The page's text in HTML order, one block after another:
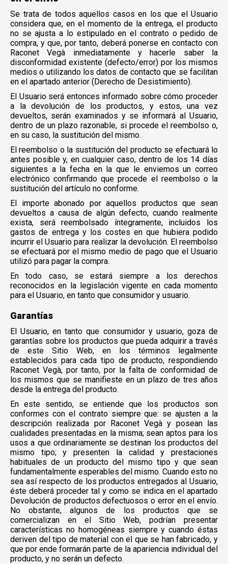
Se trata de todos aquellos casos en los que el Usuario
considera que, en el momento de la entrega, el producto
no se ajusta a lo estipulado en el contrato o pedido de
compra, y que, por tanto, deberá ponerse en contacto con
Raconet Vegà inmediatamente y hacerle saber la
disconformidad existente (defecto/error) por los mismos
medios o utilizando los datos de contacto que se facilitan
en el apartado anterior (Derecho de Desistimiento).
El Usuario será entonces informado sobre cómo proceder
a la devolución de los productos, y estos, una vez
devueltos, serán examinados y se informará al Usuario,
dentro de un plazo razonable, si procede el reembolso o,
en su caso, la sustitución del mismo.
El reembolso o la sustitución del producto se efectuará lo
antes posible y, en cualquier caso, dentro de los 14 días
siguientes a la fecha en la que le enviemos un correo
electrónico confirmando que procede el reembolso o la
sustitución del artículo no conforme.
El importe abonado por aquellos productos que sean
devueltos a causa de algún defecto, cuando realmente
exista, será reembolsado íntegramente, incluidos los
gastos de entrega y los costes en que hubiera podido
incurrir el Usuario para realizar la devolución. El reembolso
se efectuará por el mismo medio de pago que el Usuario
utilizó para pagar la compra.
En todo caso, se estará siempre a los derechos
reconocidos en la legislación vigente en cada momento
para el Usuario, en tanto que consumidor y usuario.
Garantías
El Usuario, en tanto que consumidor y usuario, goza de
garantías sobre los productos que pueda adquirir a través
de este Sitio Web, en los términos legalmente
establecidos para cada tipo de producto, respondiendo
Raconet Vegà, por tanto, por la falta de conformidad de
los mismos que se manifieste en un plazo de tres años
desde la entrega del producto.
En este sentido, se entiende que los productos son
conformes con el contrato siempre que: se ajusten a la
descripción realizada por Raconet Vegà y posean las
cualidades presentadas en la misma; sean aptos para los
usos a que ordinariamente se destinan los productos del
mismo tipo; y presenten la calidad y prestaciones
habituales de un producto del mismo tipo y que sean
fundamentalmente esperables del mismo. Cuando esto no
sea así respecto de los productos entregados al Usuario,
éste deberá proceder tal y como se indica en el apartado
Devolución de productos defectuosos o error en el envío.
No obstante, algunos de los productos que se
comercializan en el Sitio Web, podrían presentar
características no homogéneas siempre y cuando éstas
deriven del tipo de material con el que se han fabricado, y
que por ende formarán parte de la apariencia individual del
producto, y no serán un defecto.